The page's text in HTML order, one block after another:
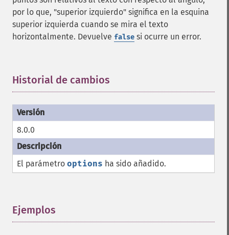
por lo que, "superior izquierdo" significa en la esquina
superior izquierda cuando se mira el texto
horizontalmente. Devuelve false si ocurre un error.
Historial de cambios
8.0.0
El parámetro options ha sido añadido.
Ejemplos